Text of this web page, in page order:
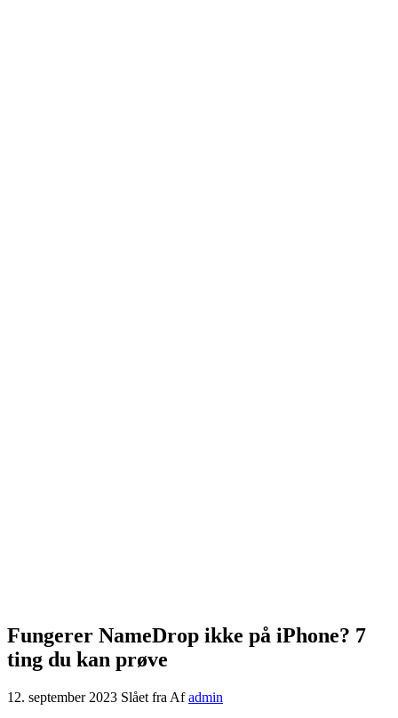
Fungerer NameDrop ikke på iPhone? 7
ting du kan prøve
12. september 2023 Slået fra Af admin